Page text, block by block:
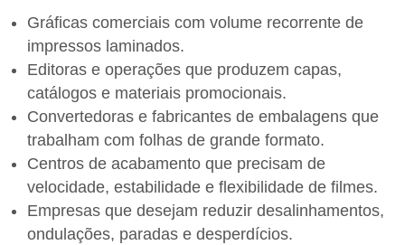
Gráficas comerciais com volume recorrente de
impressos laminados.
Editoras e operações que produzem capas,
catálogos e materiais promocionais.
Convertedoras e fabricantes de embalagens que
trabalham com folhas de grande formato.
Centros de acabamento que precisam de
velocidade, estabilidade e flexibilidade de filmes.
Empresas que desejam reduzir desalinhamentos,
ondulações, paradas e desperdícios.